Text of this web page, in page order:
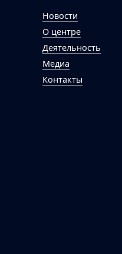
Новости
О центре
Деятельность
Медиа
Контакты